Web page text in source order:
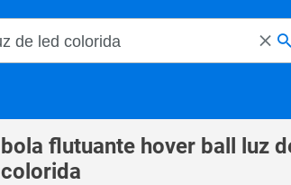
bola flutuante hover ball luz
colorida